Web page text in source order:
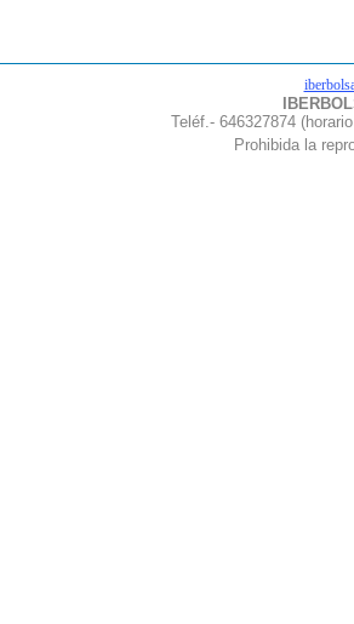
Teléf.- 646327874
Prohibida la